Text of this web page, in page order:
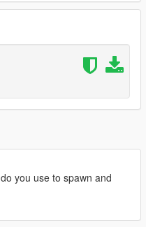
you use to spawn and